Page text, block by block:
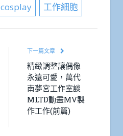
cosplay 工作細胞
下一篇文章
精緻調整讓偶像
永遠可愛，萬代
南夢宮工作室談
MLTD動畫MV製
作工作(前篇)